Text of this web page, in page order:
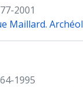
2001
Maillard.
1995